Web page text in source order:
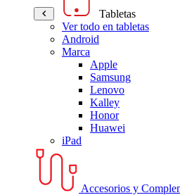
Tabletas
Ver todo en tabletas
Android
Marca
Apple
Samsung
Lenovo
Kalley
Honor
Huawei
iPad
Accesorios y